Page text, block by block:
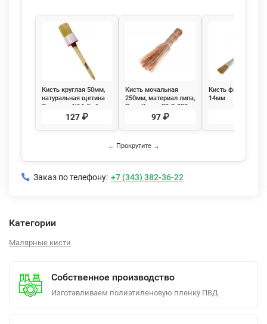
Кисть круглая 50мм,
натуральная щетина
Стандарт N14, Бибер
127 ₽
Кисть мочальная
250мм, материал липа,
РемоКолор 02-2-000
97 ₽
Кисть филеночная
14мм
← Прокрутите →
Заказ по телефону: +7 (343) 382-36-22
Категории
Малярные кисти
Собственное производство
Изготавливаем полиэтиленовую пленку ПВД